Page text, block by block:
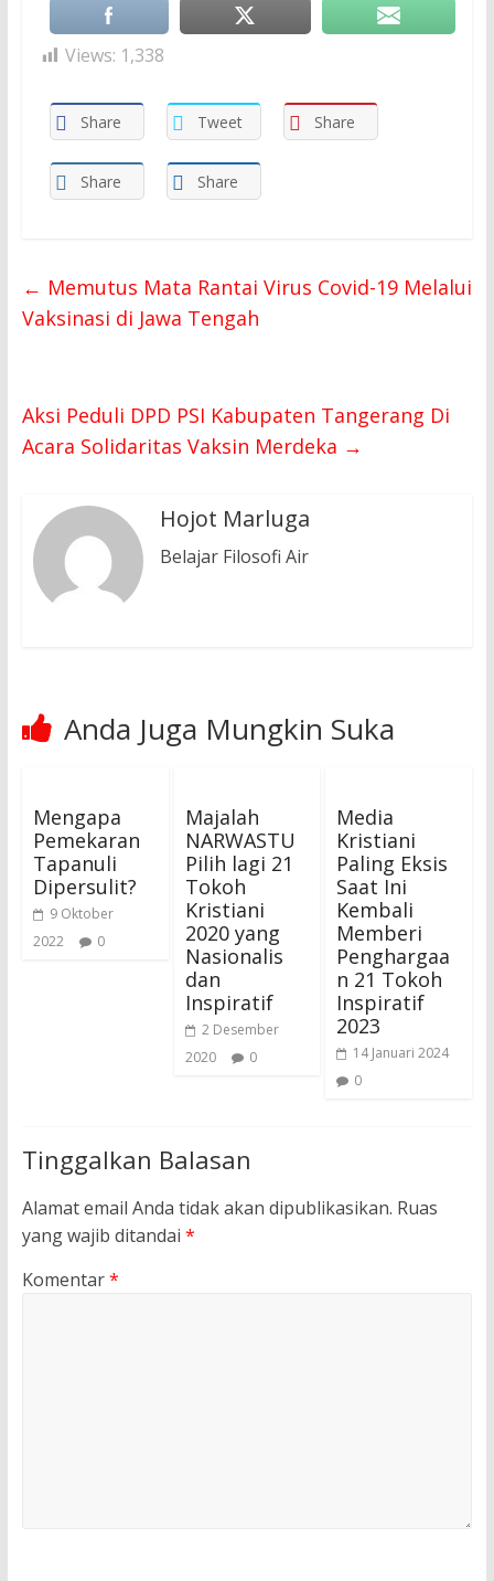
Views: 1,338
Share Tweet Share
Share Share
← Memutus Mata Rantai Virus Covid-19 Melalui
Vaksinasi di Jawa Tengah
Aksi Peduli DPD PSI Kabupaten Tangerang Di
Acara Solidaritas Vaksin Merdeka →
Hojot Marluga
Belajar Filosofi Air
Anda Juga Mungkin Suka
Mengapa
Pemekaran
Tapanuli
Dipersulit?
9 Oktober
2022
0
Majalah
NARWASTU
Pilih lagi 21
Tokoh
Kristiani
2020 yang
Nasionalis
dan
Inspiratif
2 Desember
2020
0
Media
Kristiani
Paling Eksis
Saat Ini
Kembali
Memberi
Penghargaa
n 21 Tokoh
Inspiratif
2023
14 Januari 2024
0
Tinggalkan Balasan
Alamat email Anda tidak akan dipublikasikan. Ruas
yang wajib ditandai *
Komentar*